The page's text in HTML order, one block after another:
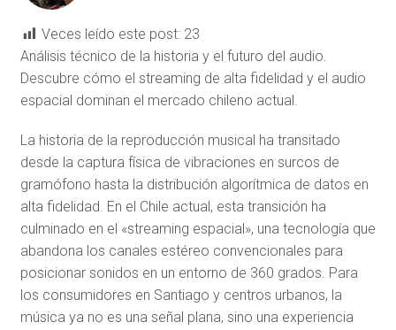
Veces leído este post: 23
Análisis técnico de la historia y el futuro del audio.
Descubre cómo el streaming de alta fidelidad y el audio
espacial dominan el mercado chileno actual.
La historia de la reproducción musical ha transitado
desde la captura física de vibraciones en surcos de
gramófono hasta la distribución algorítmica de datos en
alta fidelidad. En el Chile actual, esta transición ha
culminado en el «streaming espacial», una tecnología que
abandona los canales estéreo convencionales para
posicionar sonidos en un entorno de 360 grados. Para
los consumidores en Santiago y centros urbanos, la
música ya no es una señal plana, sino una experiencia